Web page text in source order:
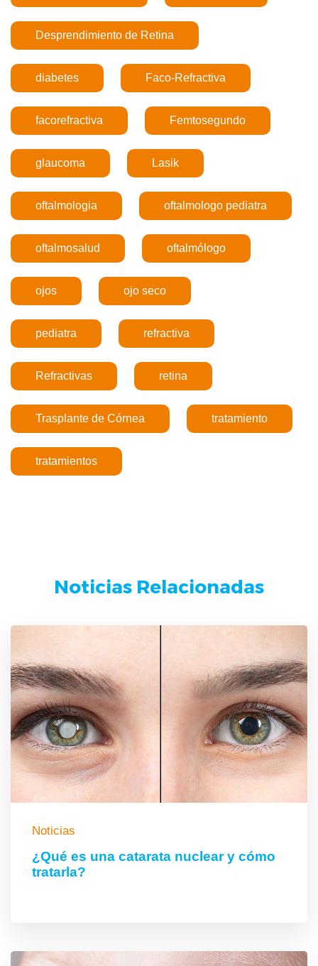
Desprendimiento de Retina
diabetes Faco-Refractiva
facorefractiva Femtosegundo
glaucoma Lasik
oftalmologia oftalmologo pediatra
oftalmosalud oftalmólogo
ojos ojo seco
pediatra refractiva
Refractivas retina
Trasplante de Córnea tratamiento
tratamientos
Noticias Relacionadas
Noticias
¿Qué es una catarata nuclear y cómo
tratarla?